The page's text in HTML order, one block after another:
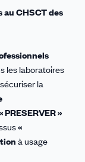
au CHSCT des
les laboratoires
la
PRESERVER »
«
à usage